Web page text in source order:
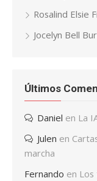
Rosalind Elsie
Jocelyn Bell
Últimos
Daniel en La
Julen en
marcha
Fernando en